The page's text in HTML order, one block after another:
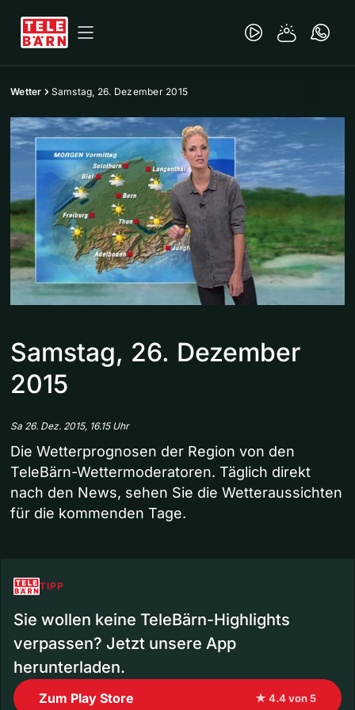
Wetter Samstag, 26. Dezember 2015
Samstag, 26. Dezember
2015
Sa 26. Dez. 2015, 16.15 Uhr
Die Wetterprognosen der Region von den
TeleBärn-Wettermoderatoren. Täglich direkt
nach den News, sehen Sie die Wetteraussichten
für die kommenden Tage.
TIPP
Sie wollen keine TeleBärn-Highlights
verpassen? Jetzt unsere App
herunterladen.
Zum Play Store ★ 4.4 von 5